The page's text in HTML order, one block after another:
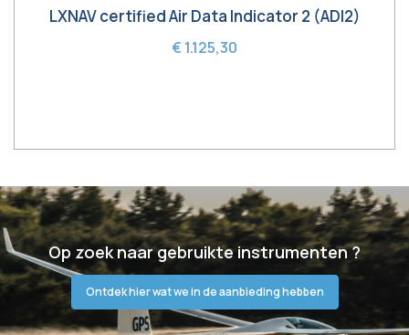
LXNAV certified Air Data Indicator 2 (ADI2)
€ 1.125,30
Op zoek naar gebruikte instrumenten ?
Ontdek hier wat we in de aanbieding hebben